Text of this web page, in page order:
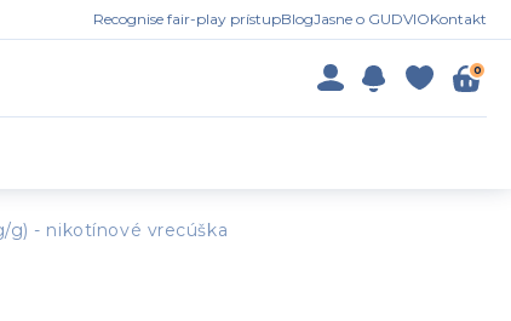
Recognise fair-play prístupBlogJasne o GUDVIOKontakt
0
g) - nikotínové vrecúška